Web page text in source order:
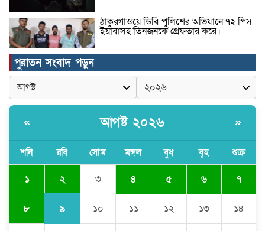
ঠাকুরগাঁওয়ে ডিবি পুলিশের অভিযানে ৭২ পিস
ইয়াবাসহ তিনজনকে গ্রেফতার করে।
উদ্বোধন হলো রানীশংকৈল উপজেলা মডেল
মসজিদ।
কুমিল্লা প্রেসক্লাবে তিন সাবেক সভাপতিকে
জলবায়ু পরিবর্তনের বিরূপ প্রভাব
মোকাবেলায়, বৃক্ষ রোপণ কর্মসূচি।
পুরাতন সংবাদ পড়ুন
« আগষ্ট ২০২৬ »
শনি রবি সোম মঙ্গল বুধ বৃহ শুক্র
১ ২ ৩ ৪ ৫ ৬ ৭
৮ ৯ ১০ ১১ ১২ ১৩ ১৪